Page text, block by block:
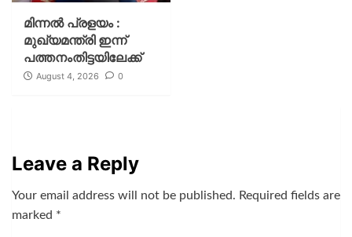
മിന്നല്‍ പ്രളയം :
മുഖ്യമന്ത്രി ഇന്ന്
പത്തനംതിട്ടയിലേക്ക്
August 4, 2026 0
Leave a Reply
Your email address will not be published. Required fields are
marked *